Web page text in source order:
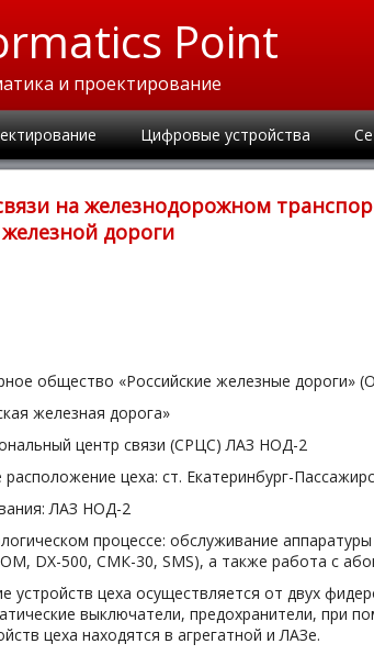
Point
и проектирование
Цифровые устройства
на железнодорожном
дороги
общество «Российские железные дороги»
железная дорога»
центр связи (СРЦС) ЛАЗ НОД-2
цеха: ст. Екатеринбург-
ЛАЗ НОД-2
процессе: обслуживание
DX-500, СМК-30, SMS), а также работа с
устройств цеха осуществляется от двух
выключатели, предохранители, при
цеха находятся в агрегатной и ЛАЗе.